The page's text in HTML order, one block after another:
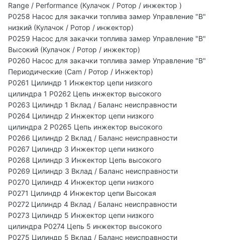
Range / Performance (Кулачок / Ротор / инжектор )
P0258 Насос для закачки топлива замер Управление "В"
низкий (Кулачок / Ротор / инжектор)
P0259 Насос для закачки топлива замер Управление "В"
Высокий (Кулачок / Ротор / инжектор)
P0260 Насос для закачки топлива замер Управление "В"
Периодические (Cam / Ротор / Инжектор)
P0261 Цилиндр 1 Инжектор цепи низкого
цилиндра 1 P0262 Цепь инжектор высокого
P0263 Цилиндр 1 Вклад / Баланс неисправности
P0264 Цилиндр 2 Инжектор цепи низкого
цилиндра 2 P0265 Цепь инжектор высокого
P0266 Цилиндр 2 Вклад / Баланс неисправности
P0267 Цилиндр 3 Инжектор цепи низкого
P0268 Цилиндр 3 Инжектор Цепь высокого
P0269 Цилиндр 3 Вклад / Баланс неисправности
P0270 Цилиндр 4 Инжектор цепи низкого
P0271 Цилиндр 4 Инжектор цепи Высокая
P0272 Цилиндр 4 Вклад / Баланс неисправности
P0273 Цилиндр 5 Инжектор цепи низкого
цилиндра P0274 Цепь 5 инжектор высокого
P0275 Цилиндр 5 Вклад / Баланс неисправности